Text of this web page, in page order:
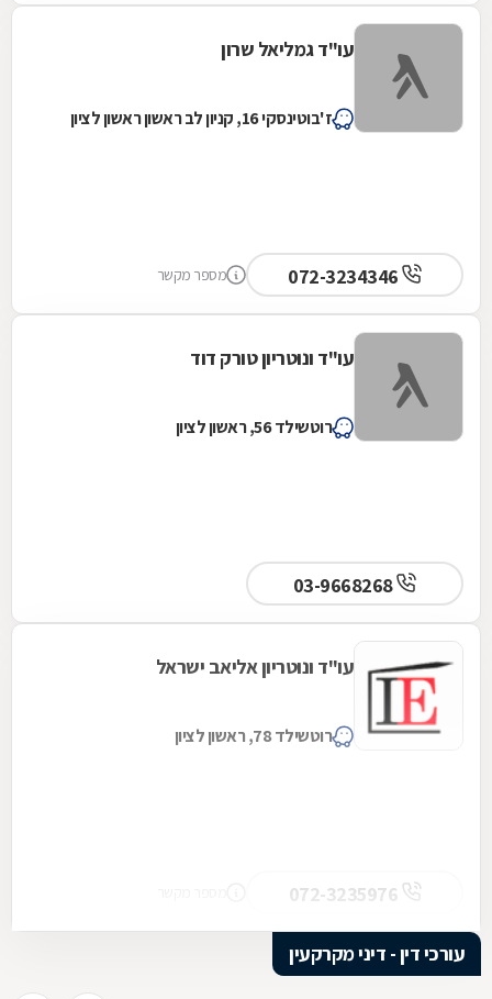
עו"ד גמליאל שרון
ז'בוטינסקי 16, קניון לב ראשון ראשון לציון
מספר מקשר
עו"ד ונוטריון טורק דוד
רוטשילד 56, ראשון לציון
03-9668268
עו"ד ונוטריון אליאב ישראל
רוטשילד 78, ראשון לציון
עורכי דין - דיני מקרקעין